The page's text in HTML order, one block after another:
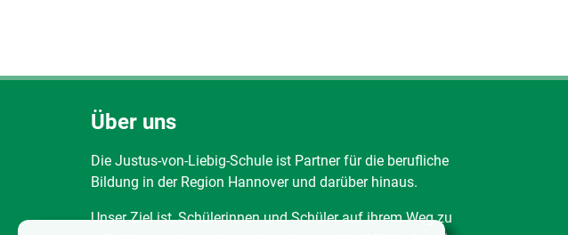
Über uns
Die Justus-von-Liebig-Schule ist Partner für die berufliche
Bildung in der Region Hannover und darüber hinaus.
Unser Ziel ist, Schülerinnen und Schüler auf ihrem Weg zu